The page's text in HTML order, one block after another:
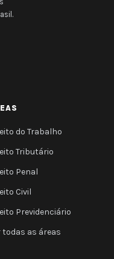
do Trabalho
Tributário
Penal
Civil
Previdenciário
todas as áreas